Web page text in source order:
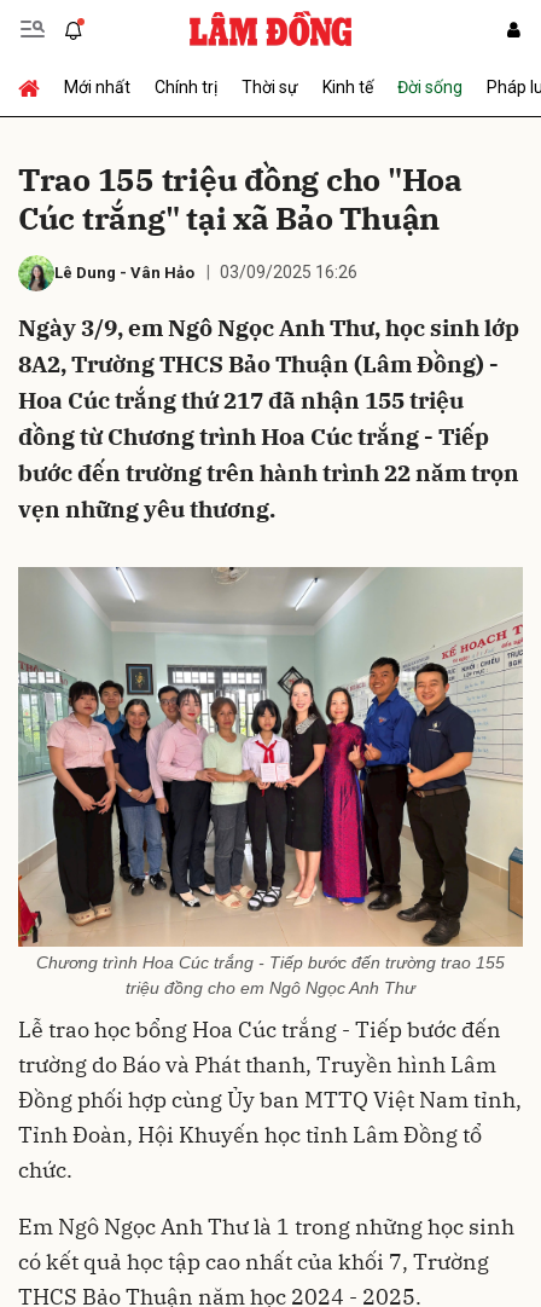
Mới nhất Chính trị Thời sự Kinh tế Đời sống Pháp
Trao 155 triệu đồng cho "Hoa
Cúc trắng" tại xã Bảo Thuận
Lê Dung - Vân Hảo 03/09/2025 16:26
Ngày 3/9, em Ngô Ngọc Anh Thư, học sinh lớp
8A2, Trường THCS Bảo Thuận (Lâm Đồng) -
Hoa Cúc trắng thứ 217 đã nhận 155 triệu
đồng từ Chương trình Hoa Cúc trắng - Tiếp
bước đến trường trên hành trình 22 năm trọn
vẹn những yêu thương.
Chương trình Hoa Cúc trắng - Tiếp bước đến trường trao 155
triệu đồng cho em Ngô Ngọc Anh Thư
Lễ trao học bổng Hoa Cúc trắng - Tiếp bước đến
trường do Báo và Phát thanh, Truyền hình Lâm
Đồng phối hợp cùng Ủy ban MTTQ Việt Nam tỉnh,
Tỉnh Đoàn, Hội Khuyến học tỉnh Lâm Đồng tổ
chức.
Em Ngô Ngọc Anh Thư là 1 trong những học sinh
có kết quả học tập cao nhất của khối 7, Trường
THCS Bảo Thuận năm học 2024 - 2025.
Gửi bình luận
Hủy Gửi